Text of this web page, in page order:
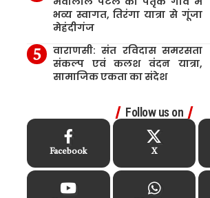
भव्य स्वागत, तिरंगा यात्रा से गूंजा
मेहंदीगंज
वाराणसी: संत रविदास समरसता
संकल्प एवं कलश वंदन यात्रा,
सामाजिक एकता का संदेश
Follow us on
Facebook X